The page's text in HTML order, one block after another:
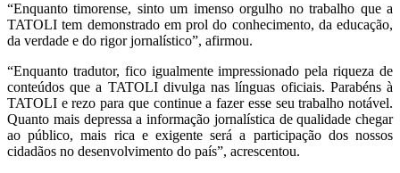
“Enquanto timorense, sinto um imenso orgulho no trabalho que a
TATOLI tem demonstrado em prol do conhecimento, da educação,
da verdade e do rigor jornalístico”, afirmou.
“Enquanto tradutor, fico igualmente impressionado pela riqueza de
conteúdos que a TATOLI divulga nas línguas oficiais. Parabéns à
TATOLI e rezo para que continue a fazer esse seu trabalho notável.
Quanto mais depressa a informação jornalística de qualidade chegar
ao público, mais rica e exigente será a participação dos nossos
cidadãos no desenvolvimento do país”, acrescentou.